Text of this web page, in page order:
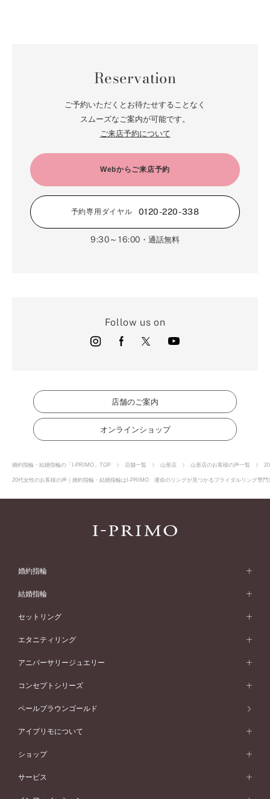
Reservation
ご予約いただくとお待たせすることなく
スムーズなご案内が可能です。
ご来店予約について
Webからご来店予約
予約専用ダイヤル 0120-220-338
9:30～16:00 ・通話無料
Follow us on
店舗のご案内
オンラインショップ
婚約指輪・結婚指輪の「I-PRIMO」TOP 店舗一覧 山形店 山形店のお客様の声一覧
20代女性のお客様の声｜婚約指輪・結婚指輪はI-PRIMO 運命のリングが見つかるブライダルリング専
婚約指輪
婚約指輪 (エンゲージリング)
婚約指輪一覧
ピンクゴールド
ペールブラウンゴールド
ウェーブライン
V字ライン
ワンサイドメレ
ダブルサイドメレ
シンプル
フェミニン
モード
50万円台～
40万円台～
30万円台～
婚約指輪 人気ランキング
婚約ネックレス
結婚指輪
結婚指輪 (マリッジリング)
結婚指輪一覧
ピンクゴールド
ペールブラウンゴールド
ウェーブライン
V字ライン
ワンメレ
セベラルメレ
シンプル
フェミニン
モード
50万円～
40万円～50万円
セットリング
セットリング
セットリング一覧
ピンクゴールド
ペールブラウンゴールド
エタニティリング
エタニティリング
エタニティリング一覧
ピンクゴールド
ペールブラウンゴールド
アニバーサリージュエリー
アニバーサリージュエリー
アニバーサリージュエリー一覧
ファッションリング
ブレスレット
コンセプトシリーズ
コンセプトシリーズ
オリジンビリーフ
エトワル
ペールブラウンゴールド
アイプリモについて
アイプリモについて
パーソナルハンド診断
デザインへのこだわり
ショップ
店舗一覧
サービス